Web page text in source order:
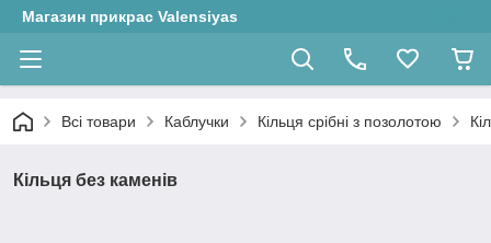
Магазин прикрас Valensiyas
Всі товари Каблучки Кільця срібні з позолотою
Кільця без каменів